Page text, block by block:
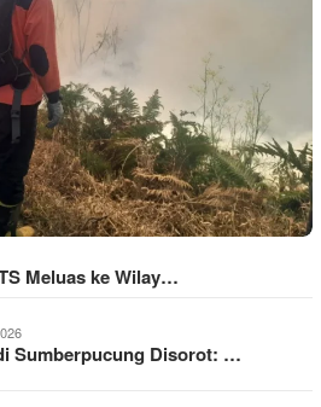
Meluas ke Wilay…
Sumberpucung Disorot: …